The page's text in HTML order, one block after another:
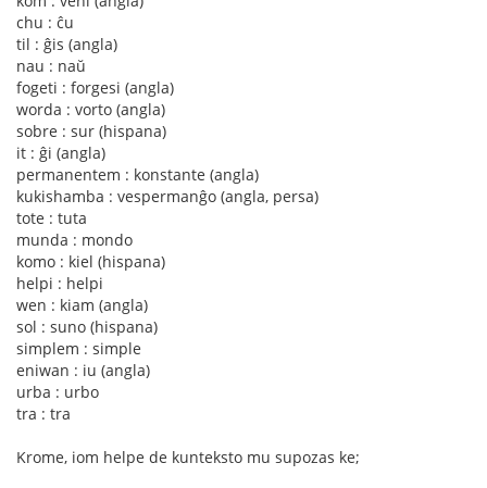
chu : ĉu
til : ĝis (angla)
nau : naŭ
fogeti : forgesi (angla)
worda : vorto (angla)
sobre : sur (hispana)
it : ĝi (angla)
permanentem : konstante (angla)
kukishamba : vespermanĝo (angla, persa)
tote : tuta
munda : mondo
komo : kiel (hispana)
helpi : helpi
wen : kiam (angla)
sol : suno (hispana)
simplem : simple
eniwan : iu (angla)
urba : urbo
tra : tra
Krome, iom helpe de kunteksto mu supozas ke;